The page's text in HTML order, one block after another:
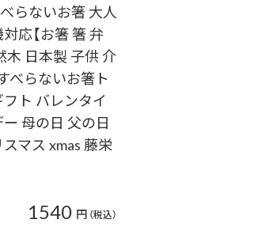
らないお箸 大人
応【お箸 箸 弁
木 日本製 子供 介
べらないお箸ト
ト バレンタイ
母の日 父の日
マス xmas 藤栄
1540 円 （税込）